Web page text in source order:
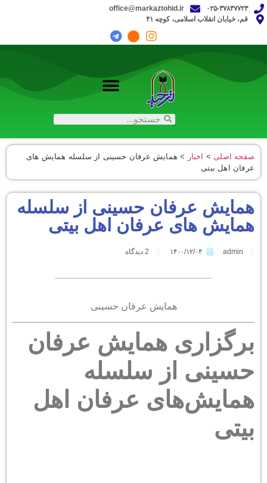
۰۲۵-۳۷۸۴۷۷۲۳
office@markaztohid.ir
قم، خیابان انقلاب اسلامی، کوچه ۴۱
صفحه اصلی > اخبار > همایش عرفان حسینی از سلسله همایش های
عرفان اهل بیتی
همایش عرفان حسینی از سلسله
همایش های عرفان اهل بیتی
admin ۱۴۰۰/۱۲/۰۴ 2 دیدگاه
همایش عرفان حسینی
برگزاری همایش عرفان
حسینی از سلسله
همایش‌های عرفان اهل
بیتی